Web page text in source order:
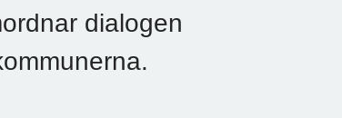
dialogen